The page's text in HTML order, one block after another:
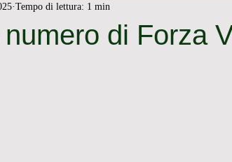
di Forza
Tempo di lettura: 1 min